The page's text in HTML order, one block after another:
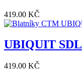
419.00 KČ
UBIQUIT SDL
419.00 KČ